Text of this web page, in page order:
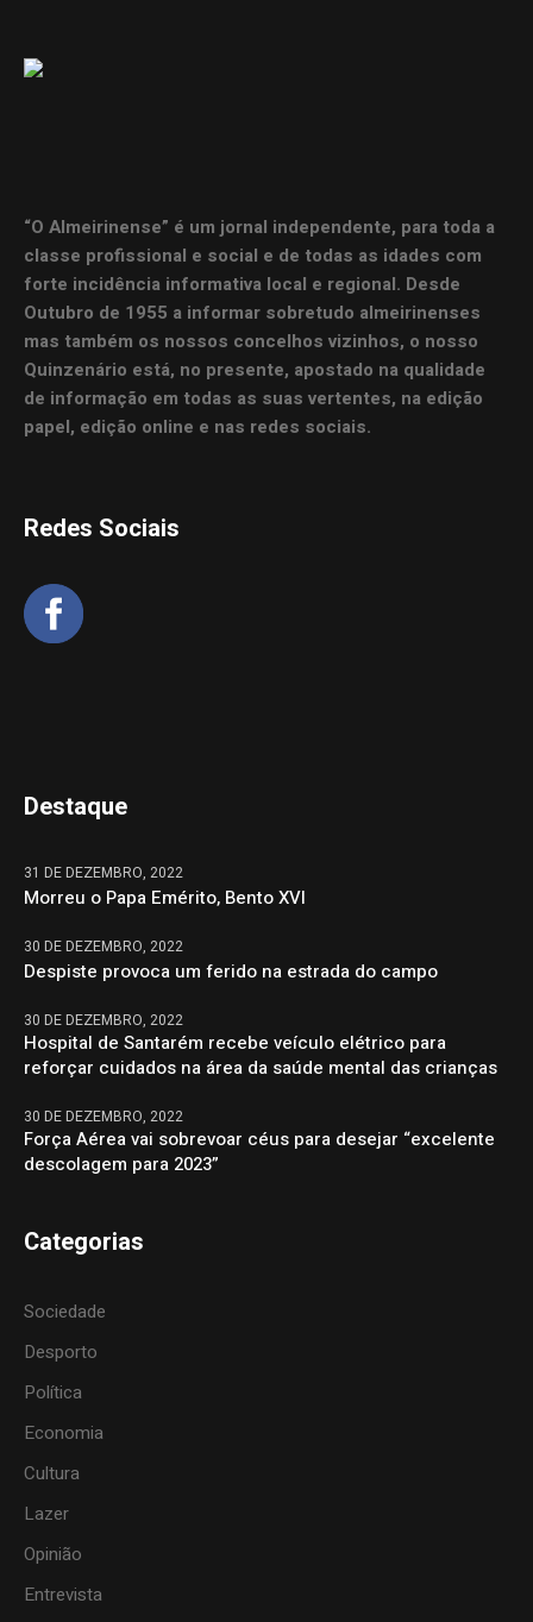
“O Almeirinense” é um jornal independente, para toda a
classe profissional e social e de todas as idades com
forte incidência informativa local e regional. Desde
Outubro de 1955 a informar sobretudo almeirinenses
mas também os nossos concelhos vizinhos, o nosso
Quinzenário está, no presente, apostado na qualidade
de informação em todas as suas vertentes, na edição
papel, edição online e nas redes sociais.
Redes Sociais
Destaque
31 DE DEZEMBRO, 2022
Morreu o Papa Emérito, Bento XVI
30 DE DEZEMBRO, 2022
Despiste provoca um ferido na estrada do campo
30 DE DEZEMBRO, 2022
Hospital de Santarém recebe veículo elétrico para
reforçar cuidados na área da saúde mental das crianças
30 DE DEZEMBRO, 2022
Força Aérea vai sobrevoar céus para desejar “excelente
descolagem para 2023”
Categorias
Sociedade
Desporto
Política
Economia
Cultura
Lazer
Opinião
Entrevista